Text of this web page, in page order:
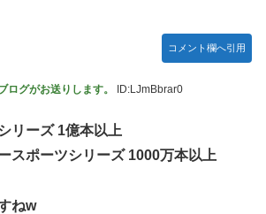
コメント欄へ引用
グがお送りします。 ID:LJmBbrar0
リーズ 1億本以上
スポーツシリーズ 1000万本以上
ねw